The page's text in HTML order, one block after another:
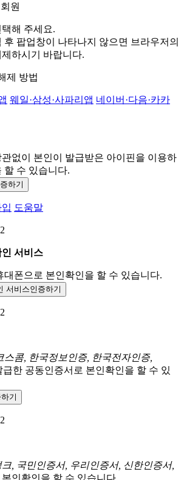
원
해 주세요.
후 팝업창이 나타나지 않으면 브라우저의
하시기 바랍니다.
제 방법
웨일·삼성·사파리앱 네이버·다음·카카
없이 본인이 발급받은 아이핀을 이용하
할 수 있습니다.
하기
도움말
서비스
대폰으로 본인확인을 할 수 있습니다.
서비스인증하기
스콤, 한국정보인증, 한국전자인증,
급한 공동인증서로 본인확인을 할 수 있
기
크, 국민인증서, 우리인증서, 신한인증서,